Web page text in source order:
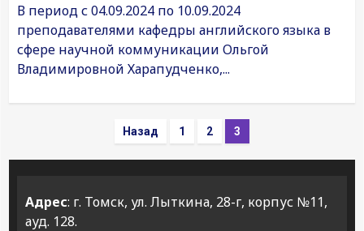
В период с 04.09.2024 по 10.09.2024
преподавателями кафедры английского языка в
сфере научной коммуникации Ольгой
Владимировной Харапудченко,...
Пагинация
записей
Назад 1 2 3
Адрес: г. Томск, ул. Лыткина, 28-г, корпус №11,
ауд. 128.